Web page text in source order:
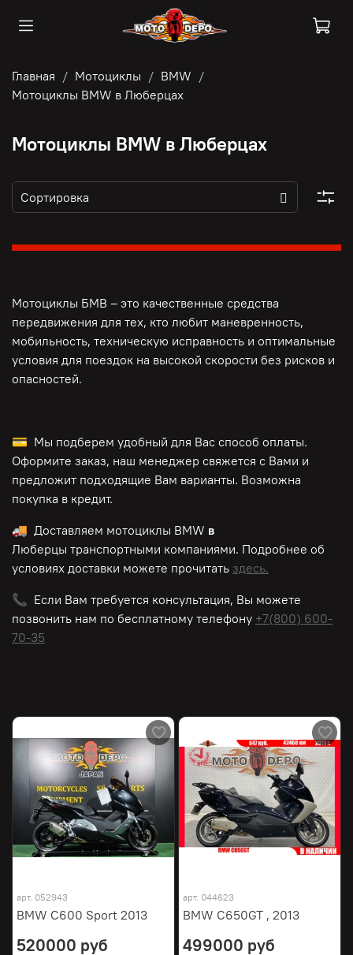
Главная Мотоциклы
BMW
Мотоциклы BMW в Люберцах
Мотоциклы BMW в Люберцах
Мотоциклы БМВ – это качественные средства
передвижения для тех, кто любит маневренность,
мобильность, техническую исправность и оптимальные
условия для поездок на высокой скорости без рисков и
опасностей.
💳 Мы подберем удобный для Вас способ оплаты.
Оформите заказ, наш менеджер свяжется с Вами и
предложит подходящие Вам варианты. Возможна
покупка в кредит.
🚚 Доставляем мотоциклы BMW в
Люберцы транспортными компаниями. Подробнее об
условиях доставки можете прочитать здесь.
📞 Если Вам требуется консультация, Вы можете
позвонить нам по бесплатному телефону +7(800) 600-
70-35
арт. 052943
BMW C600 Sport 2013
520000 руб
арт. 044623
BMW C650GT , 2013
499000 руб